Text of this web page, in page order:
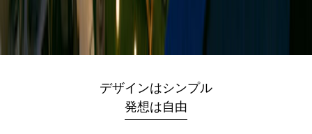
デザインはシンプル
発想は自由